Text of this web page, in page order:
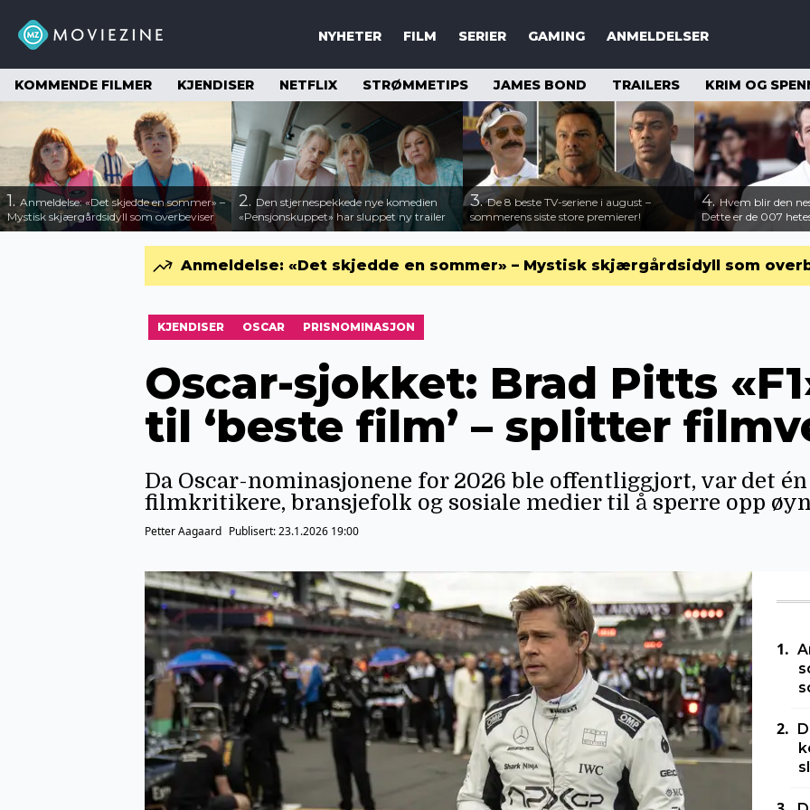
NYHETER FILM SERIER GAMING ANMELDELSER
KOMMENDE FILMER KJENDISER NETFLIX STRØMMETIPS JAMES BOND TRAILERS KRIM OG
1.Anmeldelse: «Det skjedde en sommer» –
Mystisk skjærgårdsidyll som overbeviser
2. Den stjernespekkede nye komedien
«Pensjonskuppet» har sluppet ny trailer
3.De 8 beste TV-seriene i august –
sommerens siste store premierer!
4.Hvem blir den
Dette er de 007
Anmeldelse: «Det skjedde en sommer» – Mystisk skjærgårdsidyll som
KJENDISER OSCAR PRISNOMINASJON
Oscar-sjokket: Brad Pitts
til ‘beste film’ – splitter
Da Oscar-nominasjonene for 2026 ble offentliggjort, var det
filmkritikere, bransjefolk og sosiale medier til å sperre opp
Petter Aagaard Publisert:23.1.2026 19:00